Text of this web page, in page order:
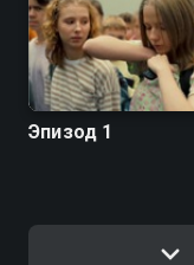
Эпизод 1